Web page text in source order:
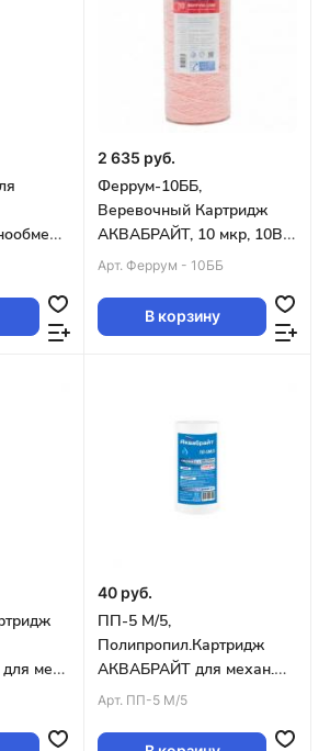
2 635 руб.
Феррум-10ББ,
Веревочный Картридж
АКВАБРАЙТ, 10 мкр, 10BB.
уп.20шт
Арт. Феррум - 10ББ
В корзину
для мех.
40 руб.
ПП-5 М/5,
Полипропил.Картридж
АКВАБРАЙТ для механ.
очистки воды. Пористость
Арт. ПП-5 М/5